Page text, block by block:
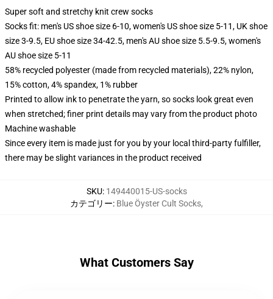
Super soft and stretchy knit crew socks
Socks fit: men's US shoe size 6-10, women's US shoe size 5-11, UK shoe
size 3-9.5, EU shoe size 34-42.5, men's AU shoe size 5.5-9.5, women's
AU shoe size 5-11
58% recycled polyester (made from recycled materials), 22% nylon,
15% cotton, 4% spandex, 1% rubber
Printed to allow ink to penetrate the yarn, so socks look great even
when stretched; finer print details may vary from the product photo
Machine washable
Since every item is made just for you by your local third-party fulfiller,
there may be slight variances in the product received
SKU: 149440015-US-socks
カテゴリー: Blue Öyster Cult Socks,
What Customers Say